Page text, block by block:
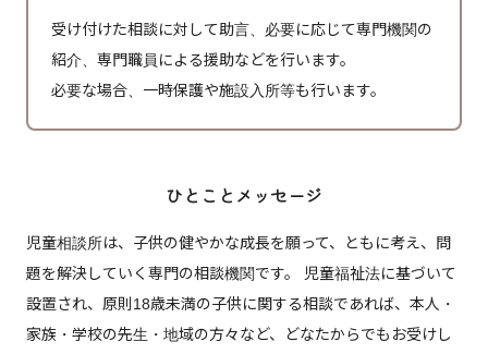
受け付けた相談に対して助言、必要に応じて専門機関の
紹介、専門職員による援助などを行います。
必要な場合、一時保護や施設入所等も行います。
ひとことメッセージ
児童相談所は、子供の健やかな成長を願って、ともに考え、問
題を解決していく専門の相談機関です。 児童福祉法に基づいて
設置され、原則18歳未満の子供に関する相談であれば、本人・
家族・学校の先生・地域の方々など、どなたからでもお受けし